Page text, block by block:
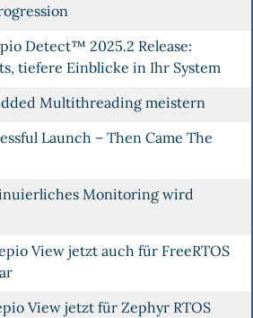
Detect™ 2025.2 Release:
tiefere Einblicke in Ihr System
Multithreading meistern
Launch – Then Came The
Monitoring wird
View jetzt auch für FreeRTOS
View jetzt für Zephyr RTOS